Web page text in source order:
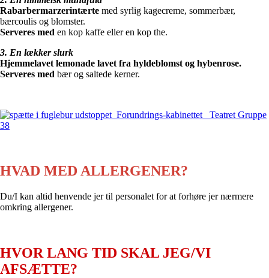
Rabarbermarzerintærte med syrlig kagecreme, sommerbær,
bærcoulis og blomster.
Serveres med en kop kaffe eller en kop the.
3. En lækker slurk
Hjemmelavet lemonade lavet fra hyldeblomst og hybenrose.
Serveres med bær og saltede kerner.
HVAD MED ALLERGENER?
Du/I kan altid henvende jer til personalet for at forhøre jer nærmere
omkring allergener.
HVOR LANG TID SKAL JEG/VI
AFSÆTTE?